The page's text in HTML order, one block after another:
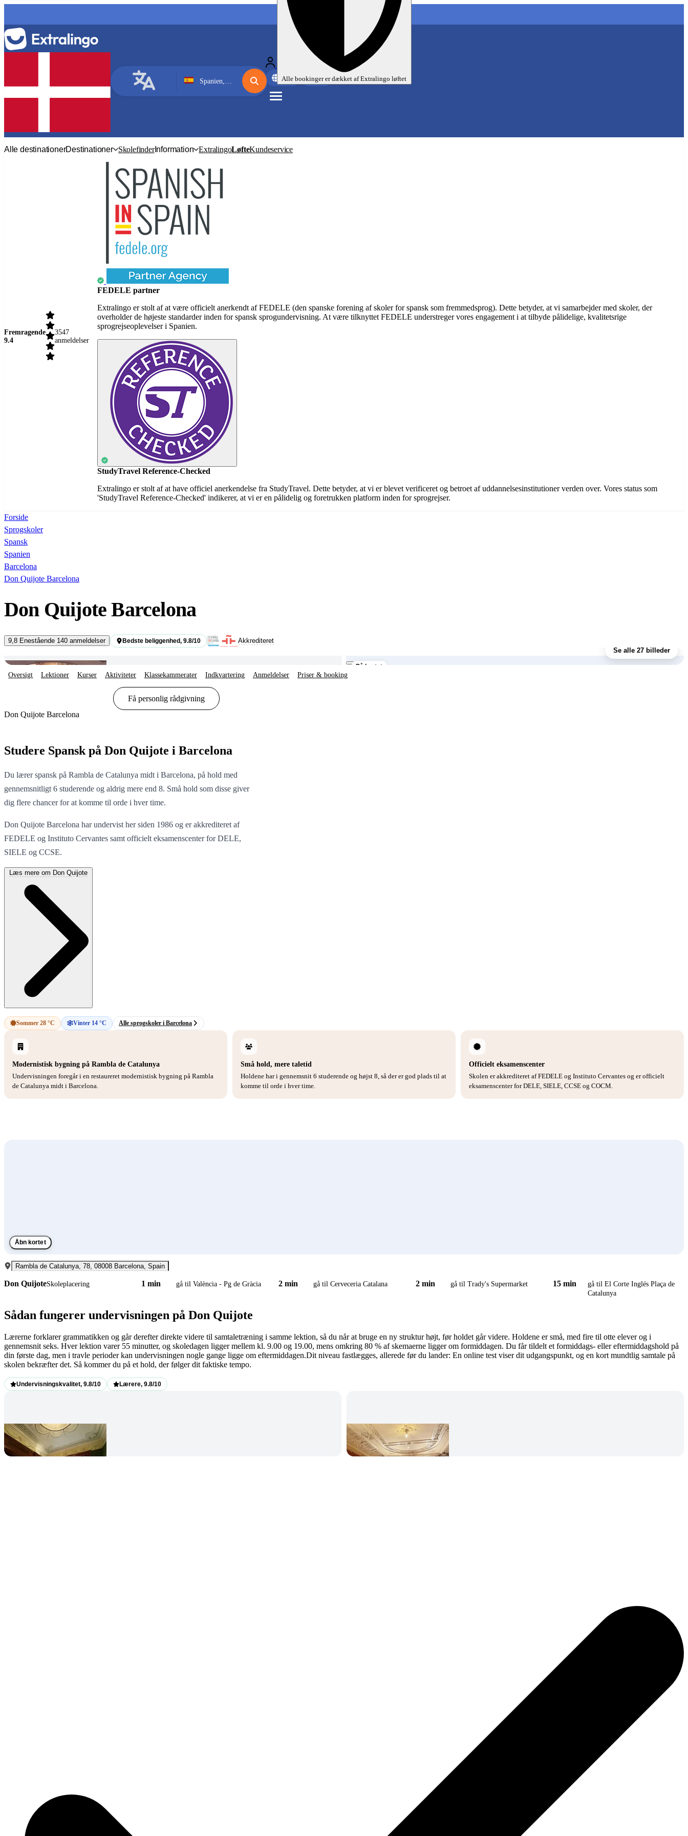
Alle bookinger er dækket afExtralingo løftet
Spansk
Spanien, Barcelona
Mine sprogrejser
Da EUR
Alle destinationerDestinationer SkolefinderInformation ExtralingoLøfteKundeservice
Fremragende
9.4
3547
anmeldelser
FEDELE partner
Extralingo er stolt af at være officielt anerkendt af FEDELE (den spanske forening af skoler for spansk som fremmedsprog). Dette betyder, at vi samarbejder med skoler, der
overholder de højeste standarder inden for spansk sprogundervisning. At være tilknyttet FEDELE understreger vores engagement i at tilbyde pålidelige, kvalitetsrige
sprogrejseoplevelser i Spanien.
StudyTravel Reference-Checked
Extralingo er stolt af at have officiel anerkendelse fra StudyTravel. Dette betyder, at vi er blevet verificeret og betroet af uddannelsesinstitutioner verden over. Vores status som
'StudyTravel Reference-Checked' indikerer, at vi er en pålidelig og foretrukken platform inden for sprogrejser.
Forside
Sprogskoler
Spansk
Spanien
Barcelona
Don Quijote Barcelona
Don Quijote Barcelona
9,8 Enestående 140 anmeldelser Bedste beliggenhed, 9.8/10 Akkrediteret
Barcelona
På kortet
Se alle 27 billeder
Oversigt Lektioner Kurser Aktiviteter Klassekammerater Indkvartering Anmeldelser Priser & booking
Få personlig rådgivning
Don Quijote Barcelona
Studere Spansk på Don Quijote i Barcelona
Du lærer spansk på Rambla de Catalunya midt i Barcelona, på hold med
gennemsnitligt 6 studerende og aldrig mere end 8. Små hold som disse giver
dig flere chancer for at komme til orde i hver time.
Don Quijote Barcelona har undervist her siden 1986 og er akkrediteret af
FEDELE og Instituto Cervantes samt officielt eksamenscenter for DELE,
SIELE og CCSE.
Læs mere om Don Quijote
Sommer 28 °C Vinter 14 °C Alle sprogskoler i Barcelona
Modernistisk bygning på Rambla de Catalunya
Undervisningen foregår i en restaureret modernistisk bygning på Rambla
de Catalunya midt i Barcelona.
Små hold, mere taletid
Holdene har i gennemsnit 6 studerende og højst 8, så der er god plads til at
komme til orde i hver time.
Officielt eksamenscenter
Skolen er akkrediteret af FEDELE og Instituto Cervantes og er officielt
eksamenscenter for DELE, SIELE, CCSE og COCM.
Åbn kortet
Rambla de Catalunya, 78, 08008 Barcelona, Spain
Don QuijoteSkoleplacering 1 min gå til València - Pg de Gràcia 2 min gå til Cerveceria Catalana 2 min gå til Trady's Supermarket 15 min
gå til El Corte Inglés Plaça de
Catalunya
Sådan fungerer undervisningen på Don Quijote
Lærerne forklarer grammatikken og går derefter direkte videre til samtaletræning i samme lektion, så du når at bruge en ny struktur højt, før holdet går videre. Holdene er små, med fire til otte elever og i
gennemsnit seks. Hver lektion varer 55 minutter, og skoledagen ligger mellem kl. 9.00 og 19.00, mens omkring 80 % af skemaerne ligger om formiddagen. Du får tildelt et formiddags- eller eftermiddagshold på
din første dag, men i travle perioder kan undervisningen nogle gange ligge om eftermiddagen.Dit niveau fastlægges, allerede før du lander: En online test viser dit udgangspunkt, og en kort mundtlig samtale på
skolen bekræfter det. Så kommer du på et hold, der følger dit faktiske tempo.
Undervisningskvalitet, 9.8/10 Lærere, 9.8/10